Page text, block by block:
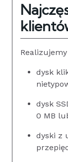
dysk
dysk
0 MB
dyski z